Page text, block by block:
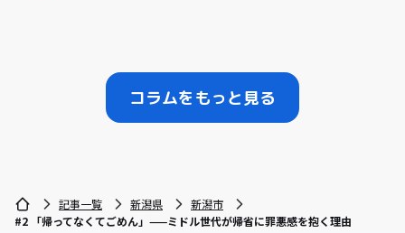
コラムをもっと見る
記事一覧 新潟県
新潟市
#2 「帰ってなくてごめん」——ミドル世代が帰省に罪悪感を抱く理由